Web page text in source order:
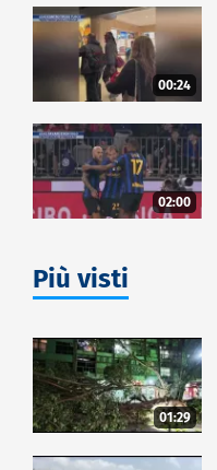
00:24
02:00
Più visti
01:29